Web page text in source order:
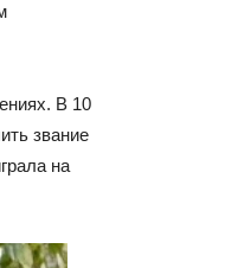
В 10
звание
на